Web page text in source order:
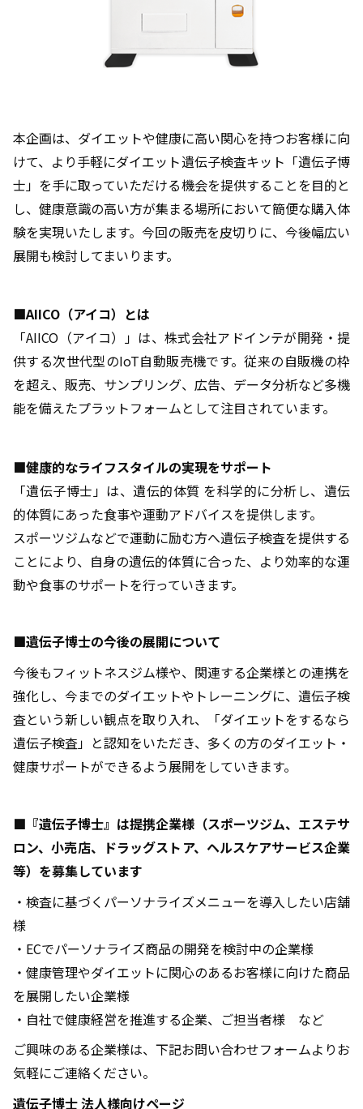
本企画は、ダイエットや健康に高い関心を持つお客様に向
けて、より手軽にダイエット遺伝子検査キット「遺伝子博
士」を手に取っていただける機会を提供することを目的と
し、健康意識の高い方が集まる場所において簡便な購入体
験を実現いたします。今回の販売を皮切りに、今後幅広い
展開も検討してまいります。
■AIICO（アイコ）とは
「AIICO（アイコ）」は、株式会社アドインテが開発・提
供する次世代型のIoT自動販売機です。従来の自販機の枠
を超え、販売、サンプリング、広告、データ分析など多機
能を備えたプラットフォームとして注目されています。
■健康的なライフスタイルの実現をサポート
「遺伝子博士」は、遺伝的体質 を科学的に分析し、遺伝
的体質にあった食事や運動アドバイスを提供します。
スポーツジムなどで運動に励む方へ遺伝子検査を提供する
ことにより、自身の遺伝的体質に合った、より効率的な運
動や食事のサポートを行っていきます。
■遺伝子博士の今後の展開について
今後もフィットネスジム様や、関連する企業様との連携を
強化し、今までのダイエットやトレーニングに、遺伝子検
査という新しい観点を取り入れ、「ダイエットをするなら
遺伝子検査」と認知をいただき、多くの方のダイエット・
健康サポートができるよう展開をしていきます。
■『遺伝子博士』は提携企業様（スポーツジム、エステサ
ロン、小売店、ドラッグストア、ヘルスケアサービス企業
等）を募集しています
・検査に基づくパーソナライズメニューを導入したい店舗
様
・ECでパーソナライズ商品の開発を検討中の企業様
・健康管理やダイエットに関心のあるお客様に向けた商品
を展開したい企業様
・自社で健康経営を推進する企業、ご担当者様 など
ご興味のある企業様は、下記お問い合わせフォームよりお
気軽にご連絡ください。
遺伝子博士 法人様向けページ